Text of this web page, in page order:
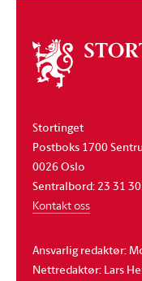
Om
stortinget
Stortinget
Postboks 1700
0026 Oslo
Sentralbord: 23 31
Kontakt oss
Ansvarlig redaktør:
Nettredaktør: Lars